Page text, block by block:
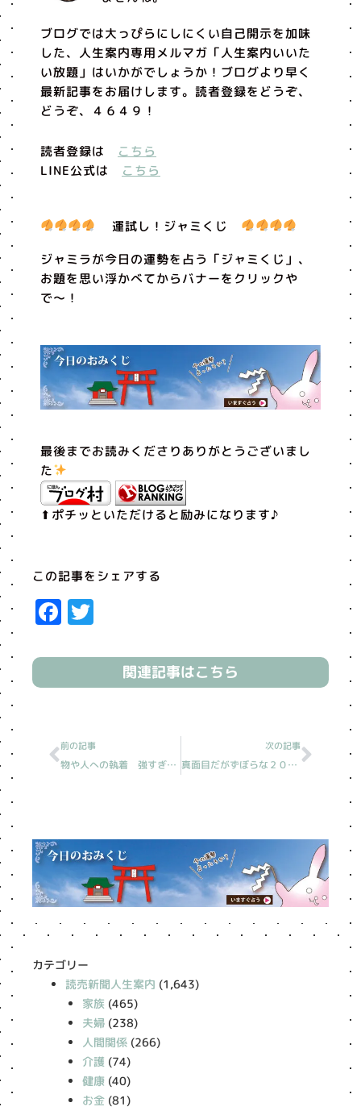
ブログでは大っぴらにしにくい自己開示を加味
した、人生案内専用メルマガ「人生案内いいた
い放題」はいかがでしょうか！ブログより早く
最新記事をお届けします。読者登録をどうぞ、
どうぞ、４６４９！
読者登録は こちら
LINE公式は こちら
運試し！ジャミくじ
ジャミラが今日の運勢を占う「ジャミくじ」、
お題を思い浮かべてからバナーをクリックや
で〜！
最後までお読みくださりありがとうございまし
た
⬆︎ポチッといただけると励みになります♪
この記事をシェアする
Facebook
関連記事はこちら
前の記事
物や人への執着 強すぎる［読売新聞人生案内］
次の記事
真面目だがずぼらな２０代息子［読売新聞人生案内］
Next
カテゴリー
読売新聞人生案内 (1,643)
家族(465)
夫婦(238)
人間関係(266)
介護 (74)
健康(40)
お金(81)